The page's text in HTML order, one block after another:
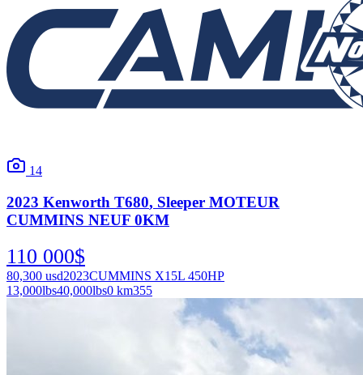
14
2023 Kenworth T680, Sleeper MOTEUR
CUMMINS NEUF 0KM
110 000$
80,300 usd2023CUMMINS X15L 450HP
13,000lbs40,000lbs0 km355